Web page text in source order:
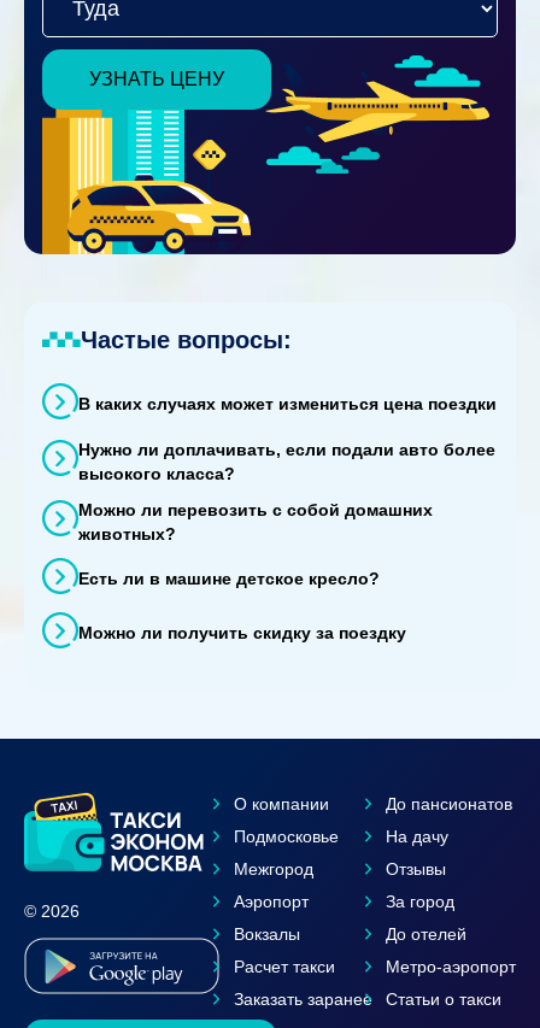
УЗНАТЬ ЦЕНУ
Частые вопросы:
В каких случаях может измениться цена поездки
Нужно ли доплачивать, если подали авто более
высокого класса?
Можно ли перевозить с собой домашних
животных?
Есть ли в машине детское кресло?
Можно ли получить скидку за поездку
© 2026
О компании
Подмосковье
Межгород
Аэропорт
Вокзалы
Расчет такси
Заказать заранее
До пансионатов
На дачу
Отзывы
За город
До отелей
Метро-аэропорт
Статьи о такси